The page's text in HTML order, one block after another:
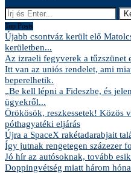
Top Posts
Újabb csontváz került elő
kerületben...
Az izraeli fegyverek a tűzszünet
Itt van az uniós rendelet, ami
beperelhetik.
„Be kell lépni a Fideszbe, és
ügyekről...
Örökösök, reszkessetek! Közös
póthagyatéki eljárás
Újra a SpaceX rakétadarabjait
Így jutnak rengetegen százezer
Jó hír az autósoknak, tovább
Doppingvétség miatt három